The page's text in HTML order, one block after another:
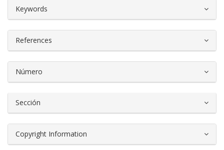
Keywords
References
Número
Sección
Copyright Information